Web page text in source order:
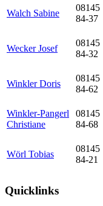
Walch Sabine
08145
84-37
Wecker Josef
08145
84-32
Winkler Doris
08145
84-62
Winkler-Pangerl
Christiane
08145
84-68
Wörl Tobias
08145
84-21
Quicklinks